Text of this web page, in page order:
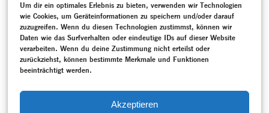
Um dir ein optimales Erlebnis zu bieten, verwenden wir Technologien
wie Cookies, um Geräteinformationen zu speichern und/oder darauf
zuzugreifen. Wenn du diesen Technologien zustimmst, können wir
Daten wie das Surfverhalten oder eindeutige IDs auf dieser Website
verarbeiten. Wenn du deine Zustimmung nicht erteilst oder
zurückziehst, können bestimmte Merkmale und Funktionen
beeinträchtigt werden.
Akzeptieren